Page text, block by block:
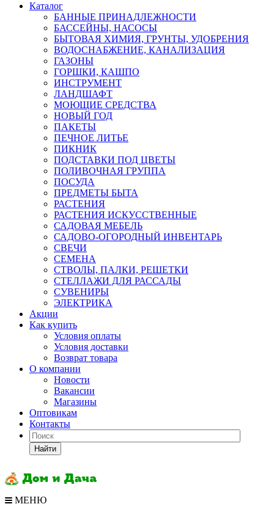
Каталог
БАННЫЕ ПРИНАДЛЕЖНОСТИ
БАССЕЙНЫ, НАСОСЫ
БЫТОВАЯ ХИМИЯ, ГРУНТЫ, УДОБРЕНИЯ
ВОДОСНАБЖЕНИЕ, КАНАЛИЗАЦИЯ
ГАЗОНЫ
ГОРШКИ, КАШПО
ИНСТРУМЕНТ
ЛАНДШАФТ
МОЮЩИЕ СРЕДСТВА
НОВЫЙ ГОД
ПАКЕТЫ
ПЕЧНОЕ ЛИТЬЕ
ПИКНИК
ПОДСТАВКИ ПОД ЦВЕТЫ
ПОЛИВОЧНАЯ ГРУППА
ПОСУДА
ПРЕДМЕТЫ БЫТА
РАСТЕНИЯ
РАСТЕНИЯ ИСКУССТВЕННЫЕ
САДОВАЯ МЕБЕЛЬ
САДОВО-ОГОРОДНЫЙ ИНВЕНТАРЬ
СВЕЧИ
СЕМЕНА
СТВОЛЫ, ПАЛКИ, РЕШЕТКИ
СТЕЛЛАЖИ ДЛЯ РАССАДЫ
СУВЕНИРЫ
ЭЛЕКТРИКА
Акции
Как купить
Условия оплаты
Условия доставки
Возврат товара
О компании
Новости
Вакансии
Магазины
Оптовикам
Контакты
Найти
МЕНЮ